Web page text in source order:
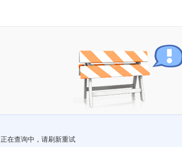
正在查询中，请刷新重试